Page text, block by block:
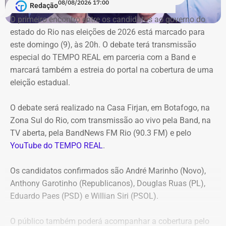
Duque de Caxias anule no prazo de 15 dias o contrato
firmado com a Geo Ambiental para o mesmo fim
(locação de maquinários e equipamentos). Na ocasião, a
Corte ordenou também a suspensão imediata dos
pagamentos decorrentes do acordo milionário, que
ultrapassava R$ 100 milhões.
Montebello Willeman, que apontou uma série de
irregularidades no planejamento da concorrência
eletrônica SRP nº 041/2025 e concluiu que os problemas
comprometem a competitividade do certame e, além
a Secretaria Municipal de Obras e Agricultura e a empresa
vencedora.
ausência de estudo comparativo entre a locação e a
Redação08/08/2026 17:00
O primeiro encontro entre os candidatos ao ⁠governo do
estado do Rio nas eleições de 2026 está marcado para
este domingo (9), às 20h. O debate terá transmissão
especial do TEMPO REAL em parceria com a Band e
marcará também a estreia do portal na cobertura de uma
eleição estadual.
O debate será realizado na Casa Firjan, em Botafogo, na
Zona Sul do Rio, com transmissão ao vivo pela Band, na
TV aberta, pela BandNews FM Rio (90.3 FM) e pelo
YouTube do TEMPO REAL.
Os candidatos confirmados são André Marinho (Novo),
Anthony Garotinho (Republicanos), Douglas Ruas (PL),
Eduardo Paes (PSD) e Willian Siri (PSOL).
O público também poderá acompanhar a cobertura pelo